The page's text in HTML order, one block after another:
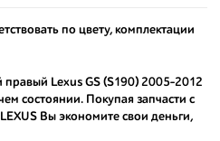
по цвету, комплектации
Lexus GS (S190) 2005-2012
состоянии. Покупая запчасти с
Вы экономите свои деньги,